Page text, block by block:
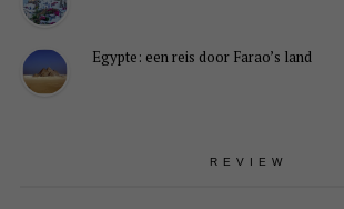
Egypte: een reis door Farao’s land
REVIEW